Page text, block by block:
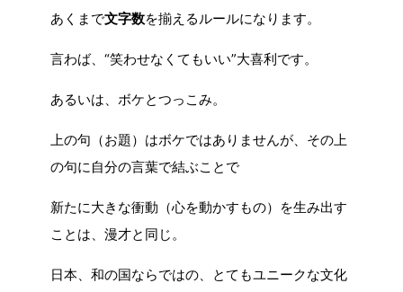
あくまで文字数を揃えるルールになります。
言わば、“笑わせなくてもいい”大喜利です。
あるいは、ボケとつっこみ。
上の句（お題）はボケではありませんが、その上
の句に自分の言葉で結ぶことで
新たに大きな衝動（心を動かすもの）を生み出す
ことは、漫才と同じ。
日本、和の国ならではの、とてもユニークな文化